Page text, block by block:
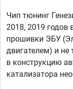
Чип тюнинг
2018, 2019 годов
прошивки ЭБУ
двигателем) и не
в конструкцию
катализатора